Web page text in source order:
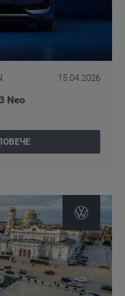
15.04.2026
Neo